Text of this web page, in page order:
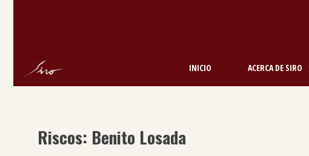
INICIO ACERCA DE SIRO
Riscos: Benito Losada